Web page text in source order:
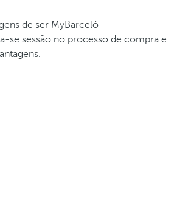
de ser MyBarceló
se sessão no processo de compra e